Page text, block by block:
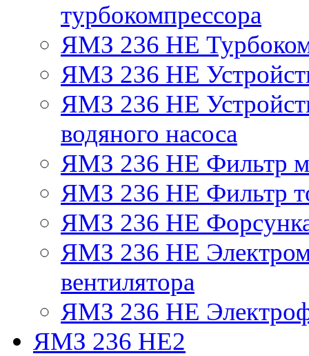
турбокомпрессора
ЯМЗ 236 НЕ
ЯМЗ 236 НЕ
ЯМЗ 236 НЕ
водяного насоса
ЯМЗ 236 НЕ Фильтр
ЯМЗ 236 НЕ Фильтр
ЯМЗ 236 НЕ
ЯМЗ 236 НЕ
вентилятора
ЯМЗ 236 НЕ
ЯМЗ 236 НЕ2